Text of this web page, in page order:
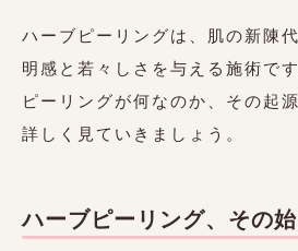
ハーブピーリングは、肌の新陳
明感と若々しさを与える施術で
ピーリングが何なのか、その起
詳しく見ていきましょう。
ハーブピーリング、その